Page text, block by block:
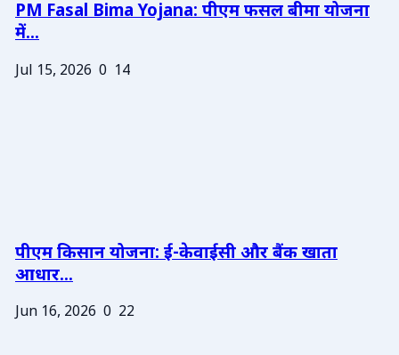
PM Fasal Bima Yojana: पीएम फसल बीमा योजना
में...
Jul 15, 2026 0 14
पीएम किसान योजना: ई-केवाईसी और बैंक खाता
आधार...
Jun 16, 2026 0 22